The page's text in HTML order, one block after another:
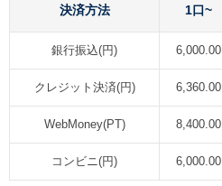
決済方法 1口~
銀行振込(円) 6,000.00
クレジット決済(円) 6,360.00
WebMoney(PT) 8,400.00
コンビニ(円) 6,000.00